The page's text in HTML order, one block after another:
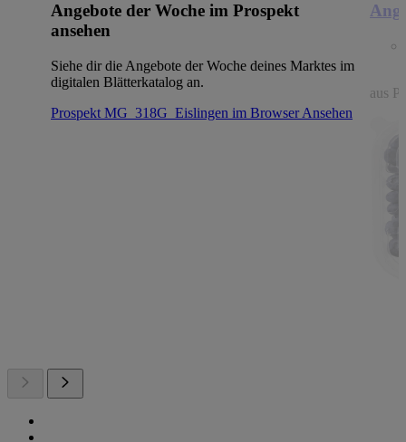
Angebote der Woche im Prospekt
ansehen
Siehe dir die Angebote der Woche deines Marktes im
digitalen Blätterkatalog an.
Prospekt MG_318G_Eislingen im BrowserAnsehen
aus